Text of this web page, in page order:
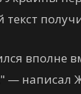
вполне
— написал